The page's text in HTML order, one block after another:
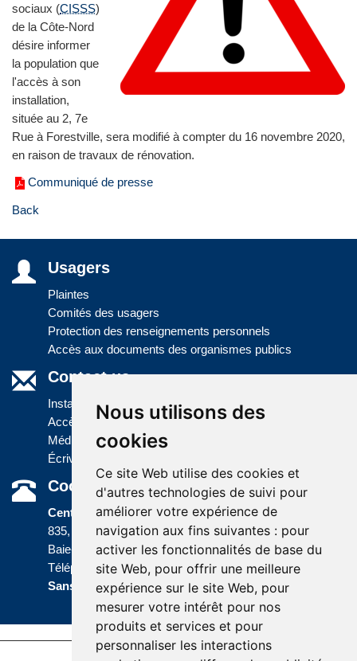
Nous utilisons des
cookies
Ce site Web utilise des cookies et
d'autres technologies de suivi pour
améliorer votre expérience de
navigation aux fins suivantes : pour
activer les fonctionnalités de base du
site Web, pour offrir une meilleure
expérience sur le site Web, pour
mesurer votre intérêt pour nos
produits et services et pour
personnaliser les interactions
sociaux (CISSS)
de la Côte‑Nord
désire informer
la population que
l'accès à son
installation,
située au 2, 7e
Rue à Forestville, sera modifié à compter du 16 novembre 2020,
en raison de travaux de rénovation.
Communiqué de presse
Back
Usagers
Plaintes
Comités des usagers
Protection des renseignements personnels
Accès aux documents des organismes publics
Contact us
Installations
Accès à l'information
Médias
Écrivez-nous
Coordonnées
Centre administratif
835, boulevard Jolliet
Baie-Comeau (Québec) G5C 1P5
Téléphone :418 589-9845 ou
Sans frais : 1 800 463-5142